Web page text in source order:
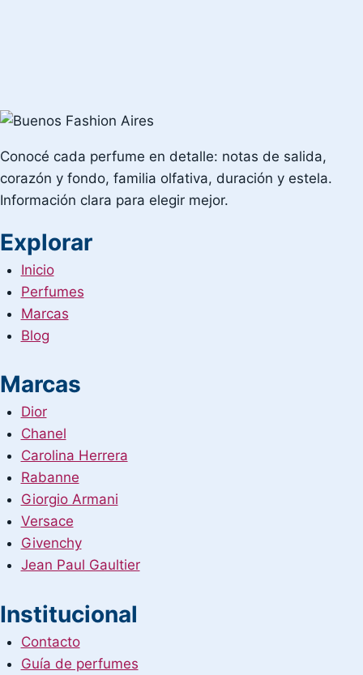
Conocé cada perfume en detalle: notas de salida,
corazón y fondo, familia olfativa, duración y estela.
Información clara para elegir mejor.
Explorar
Inicio
Perfumes
Marcas
Blog
Marcas
Dior
Chanel
Carolina Herrera
Rabanne
Giorgio Armani
Versace
Givenchy
Jean Paul Gaultier
Institucional
Contacto
Guía de perfumes